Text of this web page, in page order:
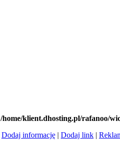
/home/klient.dhosting.pl/rafanoo/
Dodaj informację | Dodaj link |